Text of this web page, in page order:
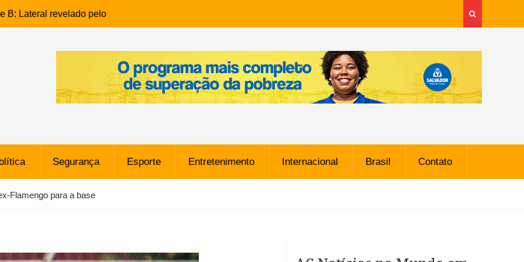
B: Lateral revelado pelo
do Novorizontino de
policial na Bahia prende 14
ligada a ‘Zói de Gato’, do
Freitas: Homem é
bairro Caji
Criminal: Influenciadora
Dívida de R$ 80 Milhões
Segurança Esporte Entretenimento Internacional Brasil Contato
Flamengo para a base